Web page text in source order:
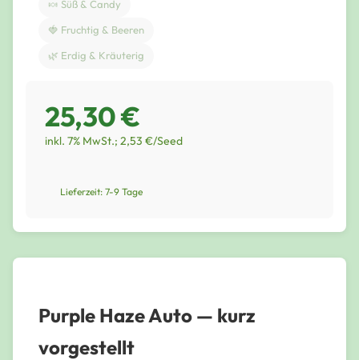
🍬 Süß & Candy
🍓 Fruchtig & Beeren
🌿 Erdig & Kräuterig
25,30 €
inkl. 7% MwSt.; 2,53 €/Seed
Lieferzeit: 7-9 Tage
Purple Haze Auto — kurz
vorgestellt